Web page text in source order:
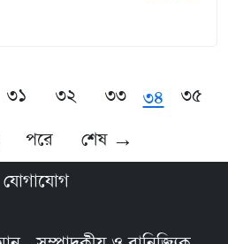
৩১ ৩২ ৩৩ ৩৪
৩৫
পরে
শেষ →
যোগাযোগ